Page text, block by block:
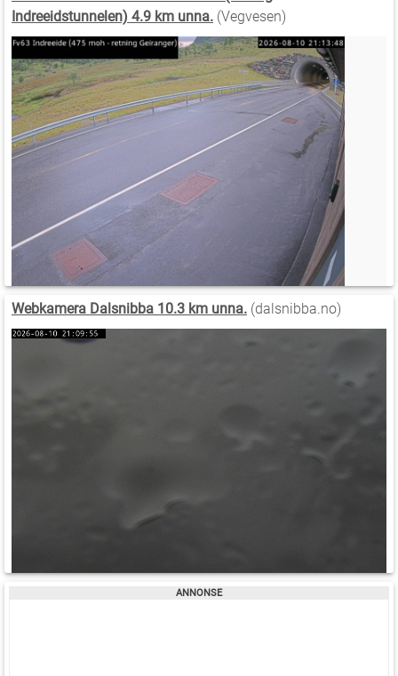
Indreeidstunnelen) 4.9 km unna. (Vegvesen)
Webkamera Dalsnibba 10.3 km unna. (dalsnibba.no)